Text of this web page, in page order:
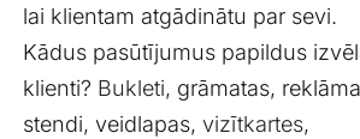
lai klientam atgādinātu par sevi.
Kādus pasūtījumus papildus
klienti? Bukleti, grāmatas,
stendi, veidlapas, vizītkartes,